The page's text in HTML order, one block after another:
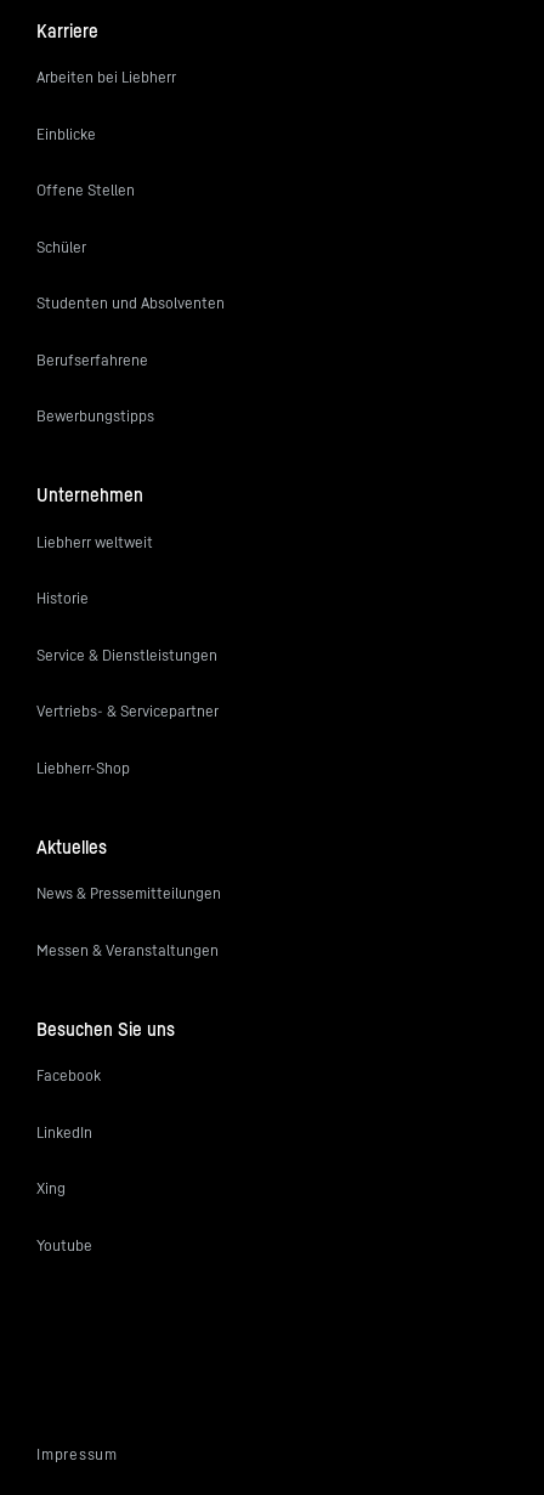
Impressum
Karriere
Arbeiten bei Liebherr
Einblicke
Offene Stellen
Schüler
Studenten und Absolventen
Berufserfahrene
Bewerbungstipps
Unternehmen
Liebherr weltweit
Historie
Service & Dienstleistungen
Vertriebs- & Servicepartner
Liebherr-Shop
Aktuelles
News & Pressemitteilungen
Messen & Veranstaltungen
Besuchen Sie uns
Facebook
LinkedIn
Xing
Youtube